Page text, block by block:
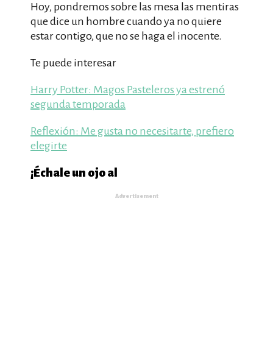
Hoy, pondremos sobre las mesa las mentiras
que dice un hombre cuando ya no quiere
estar contigo, que no se haga el inocente.
Te puede interesar
Harry Potter: Magos Pasteleros ya estrenó
segunda temporada
Reflexión: Me gusta no necesitarte, prefiero
elegirte
¡Échale un ojo al
Advertisement